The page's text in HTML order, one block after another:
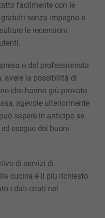
facilmente con le
senza impegno e
le recensioni
o del professionista
avere la possibilità di
che hanno giù provato
agevole ulteriormente
sapere in anticipo se
esegue dei buoni
di servizi di
cucina è il più richiesto
i dati citati nel